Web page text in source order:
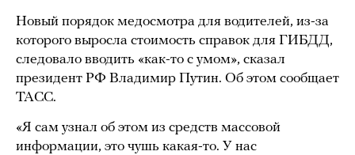
Новый порядок медосмотра для водителей, из-за
которого выросла стоимость справок для ГИБДД,
следовало вводить «как-то с умом», сказал
президент РФ Владимир Путин. Об этом сообщает
ТАСС.
«Я сам узнал об этом из средств массовой
информации, это чушь какая-то. У нас